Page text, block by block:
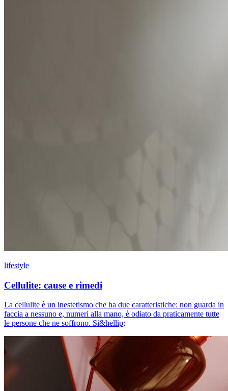
lifestyle
Cellulite: cause e rimedi
La cellulite è un inestetismo che ha due caratteristiche: non guarda in
faccia a nessuno e, numeri alla mano, è odiato da praticamente tutte
le persone che ne soffrono. Si&hellip;